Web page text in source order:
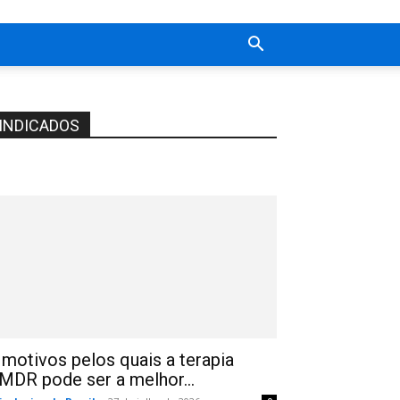
INDICADOS
pelos quais a terapia
pode ser a melhor...